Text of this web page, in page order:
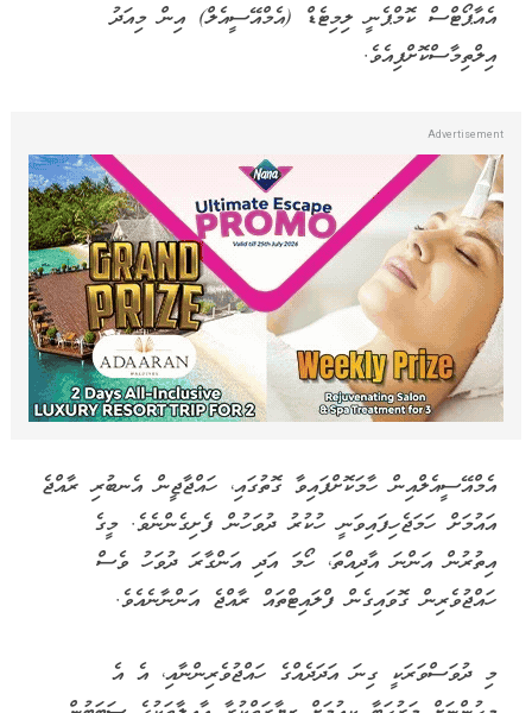
އެއާޕޯޓްސް ކޮމްޕެނީ ލިމިޓެޑް (އެމްއޭސީއެލް) އިން މިއަދު
އިލްތިމާސްކޮށްފިއެވެ.
އެމްއޭސީއެލްއިން ހާމަކޮށްފައިވާ ގޮތުގައި، ހައްޖާޖީން އެނބުރި ރާއްޖެ
އައުމަށް ހަމަޖެހިފައިވަނީ ހުކުރު ދުވަހުން ފެށިގެންނެވެ. މީގެ
އިތުރުން އަންނަ އާދިއްތަ، ހޯމަ އަދި އަންގާރަ ދުވަހު ވެސް
ހައްޖުވެރިން ގޮވައިގެން ފްލައިޓްތައް ރާއްޖެ އަންނާނެއެވެ.
މި ދުވަސްވަރަކީ ގިނަ އަދަދެއްގެ ހައްޖުވެރިންނާއި، އެ އެ